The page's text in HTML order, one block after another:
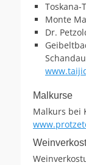
Toskana-
Monte
Dr.
Malkurse
Malkurs bei